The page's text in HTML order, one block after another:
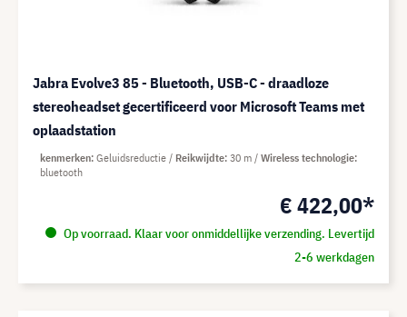
Jabra Evolve3 85 - Bluetooth, USB-C - draadloze
stereoheadset gecertificeerd voor Microsoft Teams met
oplaadstation
€ 422,00*
Op voorraad. Klaar voor onmiddellijke verzending. Levertijd
2-6 werkdagen
kenmerken Geluidsreductie Reikwijdte 30 m
Wireless technologie
bluetooth